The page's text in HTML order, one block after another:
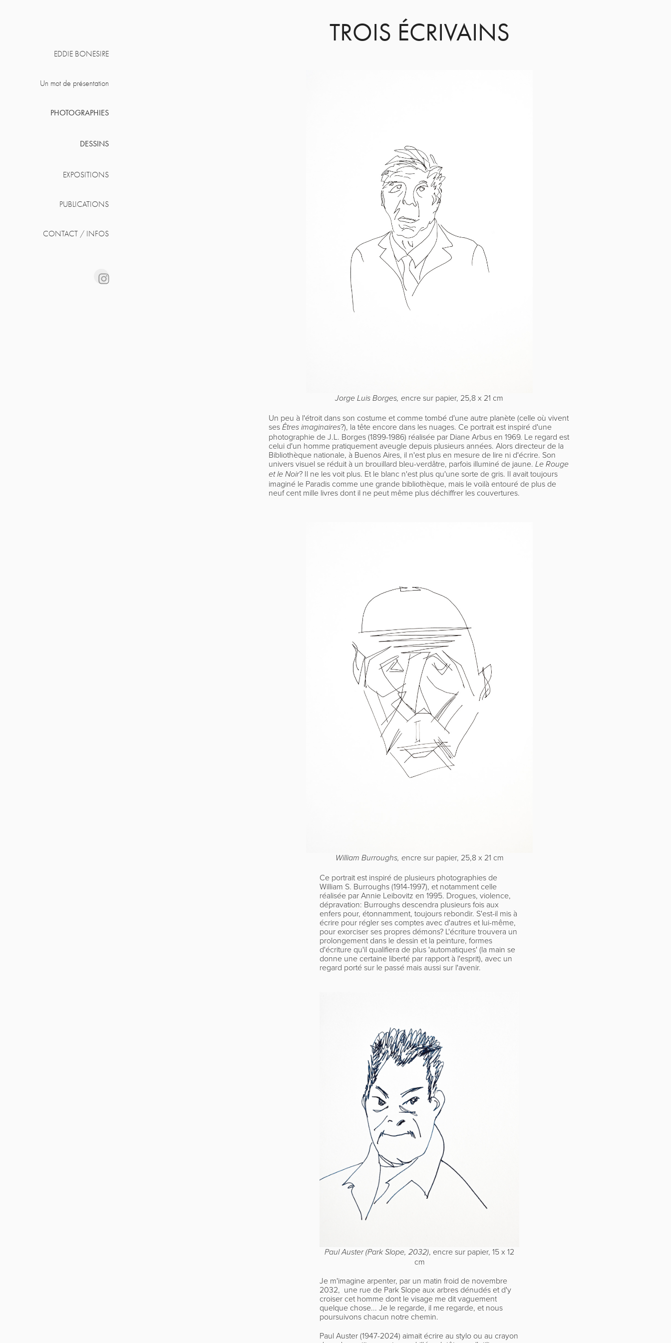
EDDIE BONESIRE
Un mot de présentation
PHOTOGRAPHIES
DESSINS
EXPOSITIONS
PUBLICATIONS
CONTACT / INFOS
TROIS ÉCRIVAINS
Jorge Luis Borges, encre sur papier, 25,8 x 21 cm
Un peu à l'étroit dans son costume et comme tombé d'une autre planète (celle où vivent
ses Êtres imaginaires?), la tête encore dans les nuages. Ce portrait est inspiré d'une
photographie de J.L. Borges (1899-1986) réalisée par Diane Arbus en 1969. Le regard est
celui d'un homme pratiquement aveugle depuis plusieurs années. Alors directeur de la
Bibliothèque nationale, à Buenos Aires, il n'est plus en mesure de lire ni d'écrire. Son
univers visuel se réduit à un brouillard bleu-verdâtre, parfois illuminé de jaune. Le Rouge
et le Noir? Il ne les voit plus. Et le blanc n'est plus qu'une sorte de gris. Il avait toujours
imaginé le Paradis comme une grande bibliothèque, mais le voilà entouré de plus de
neuf cent mille livres dont il ne peut même plus déchiffrer les couvertures.
William Burroughs, encre sur papier, 25,8 x 21 cm
Ce portrait est inspiré de plusieurs photographies de
William S. Burroughs (1914-1997), et notamment celle
réalisée par Annie Leibovitz en 1995. Drogues, violence,
dépravation: Burroughs descendra plusieurs fois aux
enfers pour, étonnamment, toujours rebondir. S'est-il mis à
écrire pour régler ses comptes avec d'autres et lui-même,
pour exorciser ses propres démons? L'écriture trouvera un
prolongement dans le dessin et la peinture, formes
d'écriture qu'il qualifiera de plus 'automatiques' (la main se
donne une certaine liberté par rapport à l'esprit), avec un
regard porté sur le passé mais aussi sur l'avenir.
Paul Auster (Park Slope, 2032), encre sur papier, 15 x 12
cm
Je m'imagine arpenter, par un matin froid de novembre
2032, une rue de Park Slope aux arbres dénudés et d'y
croiser cet homme dont le visage me dit vaguement
quelque chose... Je le regarde, il me regarde, et nous
poursuivons chacun notre chemin.
Paul Auster (1947-2024) aimait écrire au stylo ou au crayon